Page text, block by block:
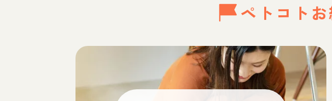
ペトコト